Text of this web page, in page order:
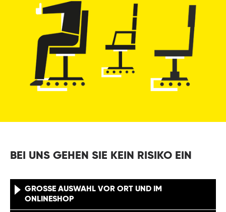
BEI UNS GEHEN SIE KEIN RISIKO EIN
GROSSE AUSWAHL VOR ORT UND IM O
NLINESHOP